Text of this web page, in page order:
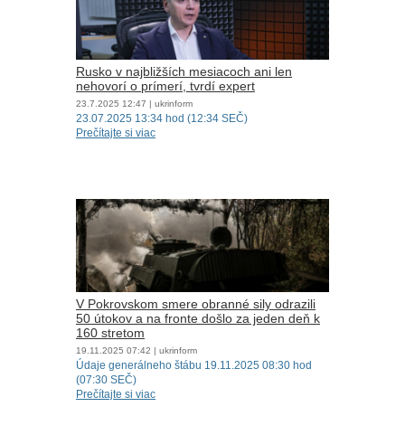
Rusko v najbližších mesiacoch ani len
nehovorí o prímerí, tvrdí expert
23.7.2025 12:47 | ukrinform
23.07.2025 13:34 hod (12:34 SEČ)
Prečítajte si viac
V Pokrovskom smere obranné sily odrazili
50 útokov a na fronte došlo za jeden deň k
160 stretom
19.11.2025 07:42 | ukrinform
Údaje generálneho štábu 19.11.2025 08:30 hod
(07:30 SEČ)
Prečítajte si viac